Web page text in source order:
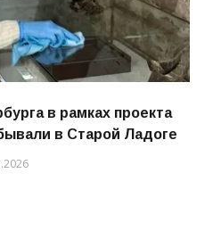
в рамках проекта
в Старой Ладоге